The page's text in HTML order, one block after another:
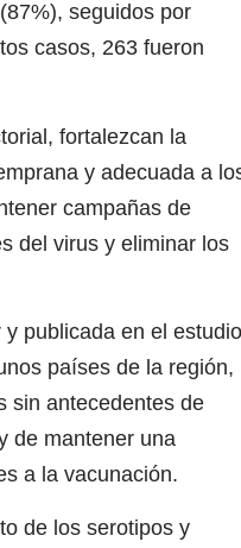
seguidos por
casos, 263 fueron
fortalezcan la
y adecuada a
campañas de
del virus y eliminar los
publicada en el estudio
países de la región,
sin antecedentes de
de mantener una
a la vacunación.
de los serotipos y